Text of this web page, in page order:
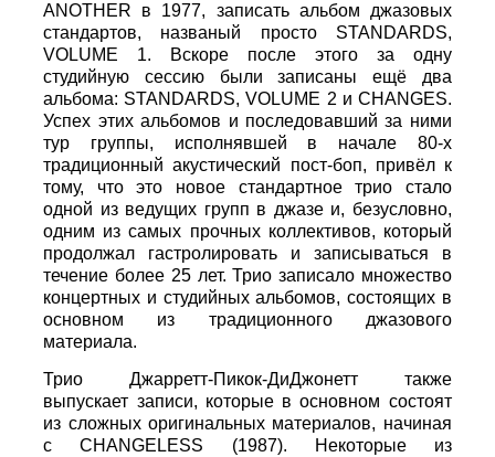
ANOTHER в 1977, записать альбом джазовых
стандартов, названый просто STANDARDS,
VOLUME 1. Вскоре после этого за одну
студийную сессию были записаны ещё два
альбома: STANDARDS, VOLUME 2 и CHANGES.
Успех этих альбомов и последовавший за ними
тур группы, исполнявшей в начале 80-х
традиционный акустический пост-боп, привёл к
тому, что это новое стандартное трио стало
одной из ведущих групп в джазе и, безусловно,
одним из самых прочных коллективов, который
продолжал гастролировать и записываться в
течение более 25 лет. Трио записало множество
концертных и студийных альбомов, состоящих в
основном из традиционного джазового
материала.
Трио Джарретт-Пикок-ДиДжонетт также
выпускает записи, которые в основном состоят
из сложных оригинальных материалов, начиная
с CHANGELESS (1987). Некоторые из